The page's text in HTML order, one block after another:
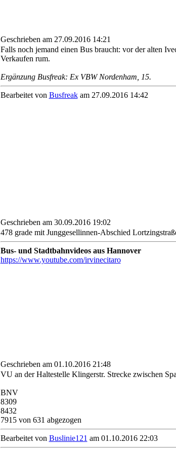
Geschrieben am 27.09.2016 14:21
Falls noch jemand einen Bus braucht: vor der alten
Verkaufen rum.
Ergänzung Busfreak: Ex VBW Nordenham, 15.
Bearbeitet von Busfreakam 27.09.2016 14:42
Geschrieben am 30.09.2016 19:02
478 grade mit Junggesellinnen-Abschied
Bus- und Stadtbahnvideos aus Hannover
https://www.youtube.com/irvinecitaro
Geschrieben am 01.10.2016 21:48
VU an der Haltestelle Klingerstr. Strecke zwischen
BNV
8309
8432
7915 von 631 abgezogen
Bearbeitet von Buslinie121 am 01.10.2016 22:03